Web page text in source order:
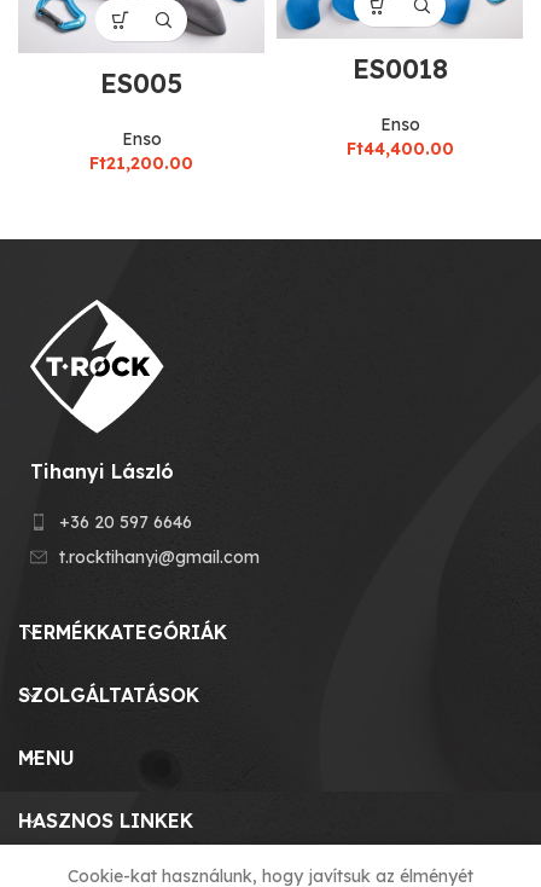
ES005
Enso
Ft21,200.00
ES0018
Enso
Ft44,400.00
Tihanyi László
+36 20 597 6646
t.rocktihanyi@gmail.com
TERMÉKKATEGÓRIÁK
SZOLGÁLTATÁSOK
MENU
HASZNOS LINKEK
Cookie-kat használunk, hogy javítsuk az élményét